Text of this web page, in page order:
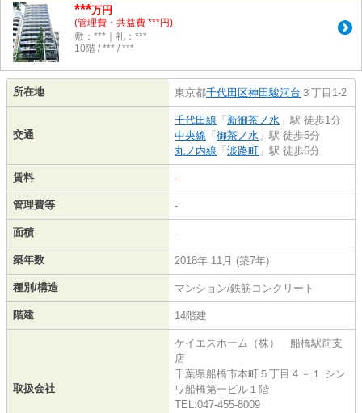
***万円
(管理費・共益費 ***円)
敷：***｜礼：***
10階 / *** / ***
所在地 東京都千代田区神田駿河台 ３丁目1-2
交通
千代田線 「 新御茶ノ水 」駅 徒歩1分
中央線 「 御茶ノ水 」駅 徒歩5分
丸ノ内線 「 淡路町 」駅 徒歩6分
賃料 -
管理費等 -
面積 -
築年数 2018年 11月 (築7年)
種別/構造 マンション/鉄筋コンクリート
階建 14階建
取扱会社
ケイエスホーム（株） 船橋駅前支
店
千葉県船橋市本町５丁目４－１ シン
ワ船橋第一ビル１階
TEL:047-455-8009